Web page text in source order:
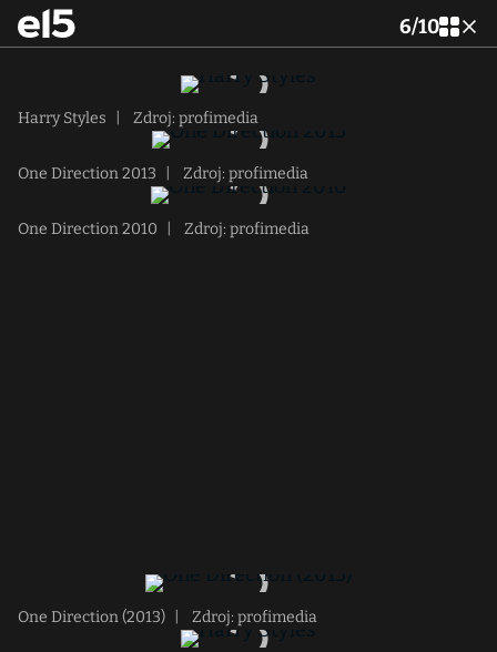
6/10
Harry Styles Zdroj: profimedia
One Direction 2013 Zdroj: profimedia
One Direction 2010 Zdroj: profimedia
One Direction (2013) Zdroj: profimedia